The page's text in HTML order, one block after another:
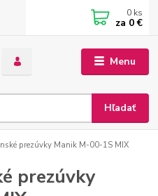
Menu
Hľadať
0 ks
za 0 €
prezúvky Manik M-00-1S MIX
prezúvky